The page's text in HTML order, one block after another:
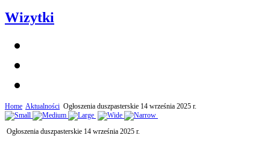
Wizytki
Home Aktualności Ogłoszenia duszpasterskie 14 września 2025 r.
Ogłoszenia duszpasterskie 14 września 2025 r.